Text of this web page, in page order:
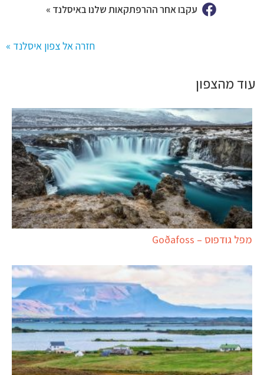
עקבו אחר ההרפתקאות שלנו באיסלנד »
חזרה אל צפון איסלנד »
עוד מהצפון
מפל גודפוס – Goðafoss